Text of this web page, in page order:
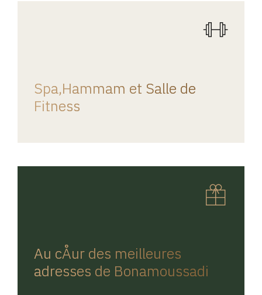
Spa,Hammam et Salle de
Fitness
Au cÅur des meilleures
adresses de Bonamoussadi